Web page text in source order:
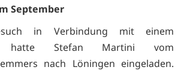
September
in Verbindung mit einem
hatte Stefan Martini vom
nach Löningen eingeladen.